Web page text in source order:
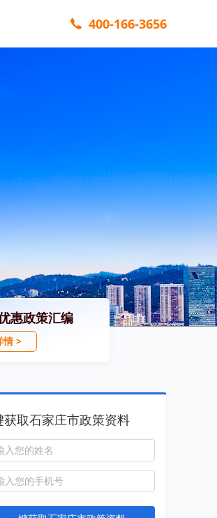
400-166-3656
惠政策汇编
情 >
获取石家庄市政策资料